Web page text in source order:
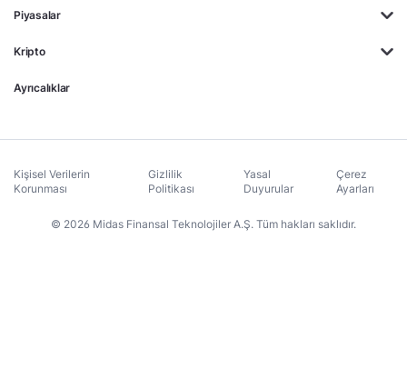
Piyasalar
Kripto
Ayrıcalıklar
© 2026 Midas Finansal Teknolojiler A.Ş. Tüm hakları saklıdır.
Kişisel Verilerin
Korunması
Gizlilik
Politikası
Yasal
Duyurular
Çerez
Ayarları